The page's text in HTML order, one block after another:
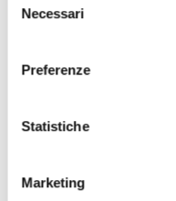
delNecessari
Preferenze
Statistiche
Marketing
CESARO
EVENTI